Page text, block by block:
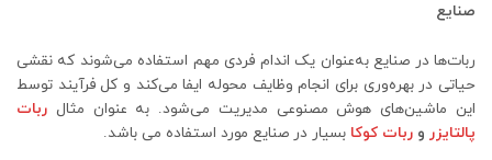
صنایع
ربات‌ها در صنایع به‌عنوان یک اندام فردی مهم استفاده می‌شوند که نقشی
حیاتی در بهره‌وری برای انجام وظایف محوله ایفا می‌کند و کل فرآیند توسط
این ماشین‌های هوش مصنوعی مدیریت می‌شود. به عنوان مثال ربات
پالتایزر و ربات کوکا بسیار در صنایع مورد استفاده می باشد.